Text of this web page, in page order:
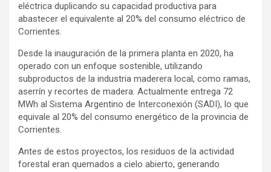
eléctrica duplicando su capacidad productiva para
abastecer el equivalente al 20% del consumo eléctrico de
Corrientes.
Desde la inauguración de la primera planta en 2020, ha
operado con un enfoque sostenible, utilizando
subproductos de la industria maderera local, como ramas,
aserrín y recortes de madera. Actualmente entrega 72
MWh al Sistema Argentino de Interconexión (SADI), lo que
equivale al 20% del consumo energético de la provincia de
Corrientes.
Antes de estos proyectos, los residuos de la actividad
forestal eran quemados a cielo abierto, generando